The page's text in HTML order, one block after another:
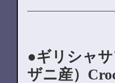
ギリシャ
ザニ産）